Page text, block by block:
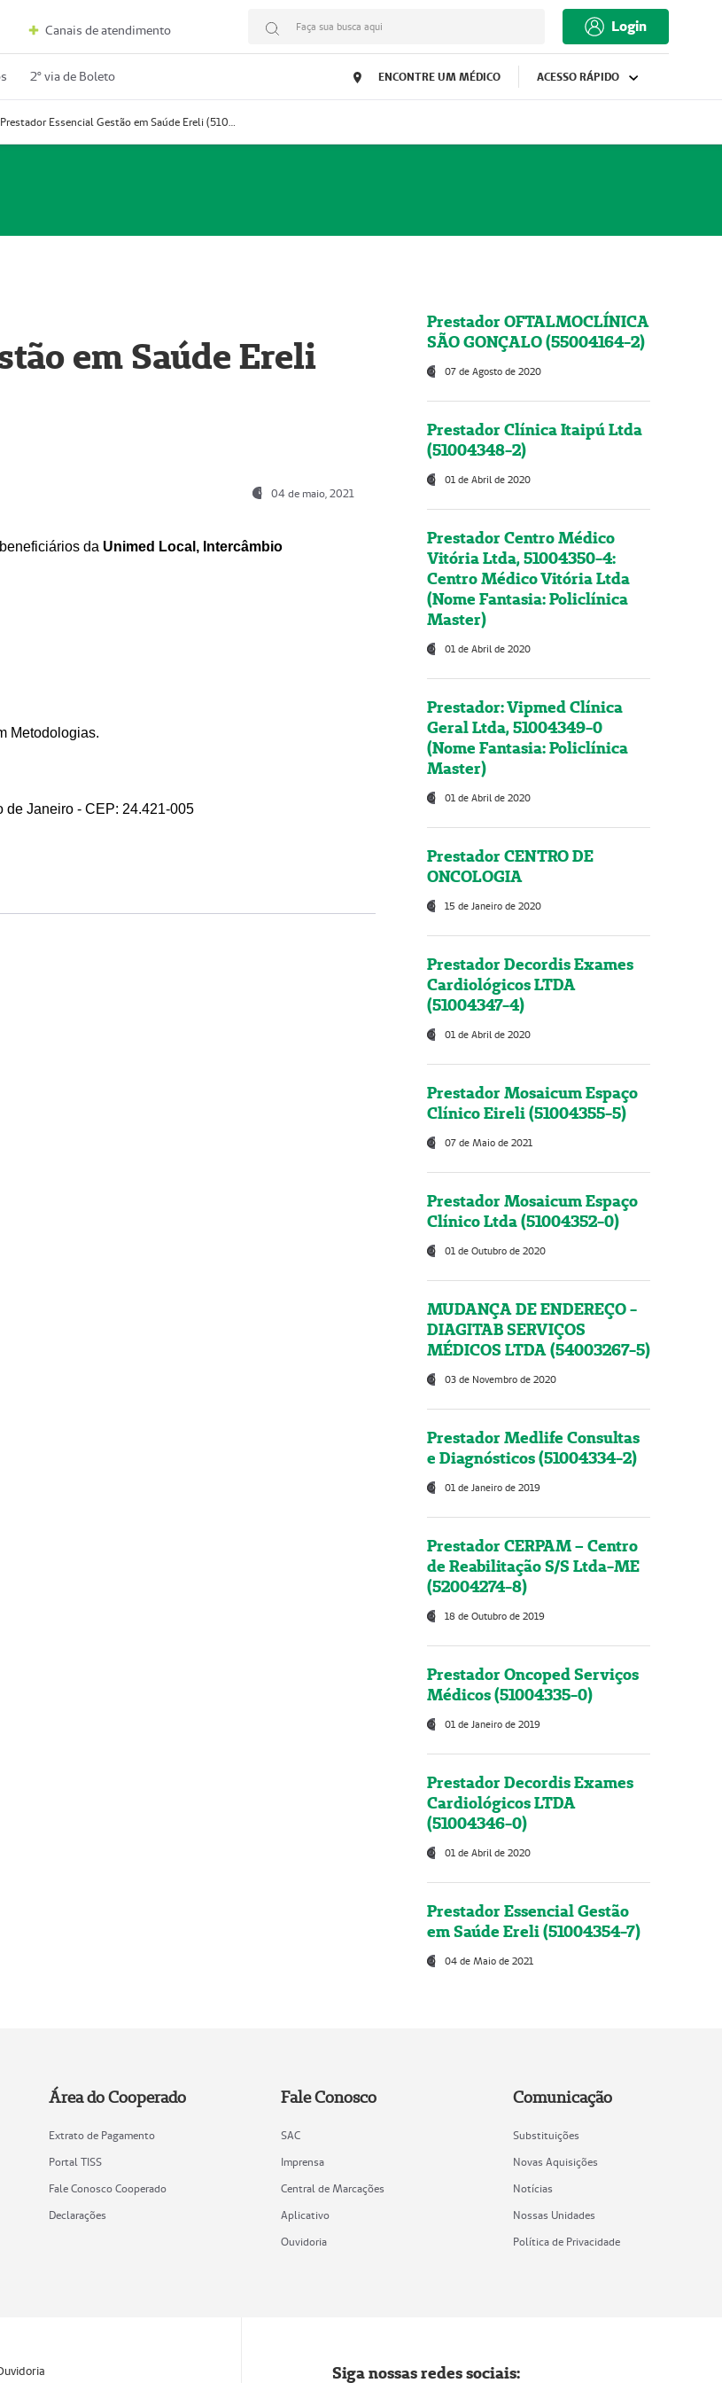
Canais de atendimento Faça sua busca aqui Login
2º via de Boleto ENCONTRE UM MÉDICO ACESSO RÁPIDO
Prestador Essencial Gestão em Saúde Ereli (51004354-7)
em Saúde Ereli
04 de maio, 2021
da Unimed Local, Intercâmbio
Metodologias.
de Janeiro - CEP: 24.421-005
Prestador OFTALMOCLÍNICA
SÃO GONÇALO (55004164-2)
07 de Agosto de 2020
Prestador Clínica Itaipú Ltda
(51004348-2)
01 de Abril de 2020
Prestador Centro Médico
Vitória Ltda, 51004350-4:
Centro Médico Vitória Ltda
(Nome Fantasia: Policlínica
Master)
01 de Abril de 2020
Prestador: Vipmed Clínica
Geral Ltda, 51004349-0
(Nome Fantasia: Policlínica
Master)
01 de Abril de 2020
Prestador CENTRO DE
ONCOLOGIA
15 de Janeiro de 2020
Prestador Decordis Exames
Cardiológicos LTDA
(51004347-4)
01 de Abril de 2020
Prestador Mosaicum Espaço
Clínico Eireli (51004355-5)
07 de Maio de 2021
Prestador Mosaicum Espaço
Clínico Ltda (51004352-0)
01 de Outubro de 2020
MUDANÇA DE ENDEREÇO -
DIAGITAB SERVIÇOS
MÉDICOS LTDA (54003267-5)
03 de Novembro de 2020
Prestador Medlife Consultas
e Diagnósticos (51004334-2)
01 de Janeiro de 2019
Prestador CERPAM – Centro
de Reabilitação S/S Ltda-ME
(52004274-8)
18 de Outubro de 2019
Prestador Oncoped Serviços
Médicos (51004335-0)
01 de Janeiro de 2019
Prestador Decordis Exames
Cardiológicos LTDA
(51004346-0)
01 de Abril de 2020
Prestador Essencial Gestão
em Saúde Ereli (51004354-7)
04 de Maio de 2021
Área do Cooperado
Extrato de Pagamento
Portal TISS
Fale Conosco Cooperado
Declarações
Fale Conosco
SAC
Imprensa
Central de Marcações
Aplicativo
Ouvidoria
Comunicação
Substituições
Novas Aquisições
Notícias
Nossas Unidades
Política de Privacidade
Siga nossas redes sociais: